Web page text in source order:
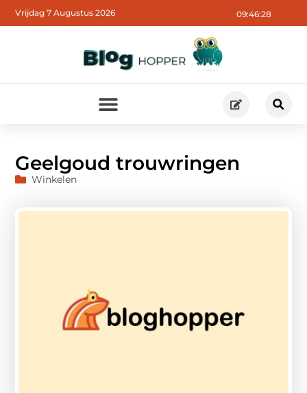
09:46:29
Vrijdag 7 Augustus 2026
Geelgoud trouwringen
Winkelen